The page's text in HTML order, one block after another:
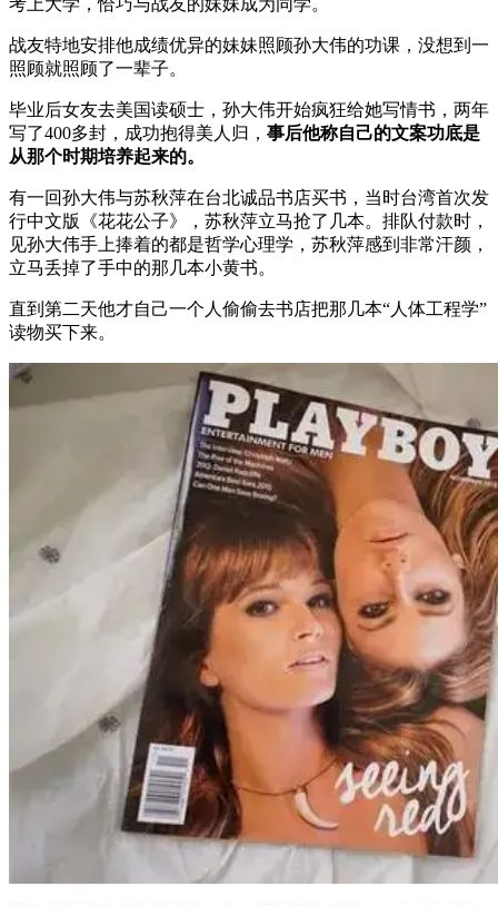
考上大学，恰巧与战友的妹妹成为同学。
战友特地安排他成绩优异的妹妹照顾孙大伟的功课，没想到一
照顾就照顾了一辈子。
毕业后女友去美国读硕士，孙大伟开始疯狂给她写情书，两年
写了400多封，成功抱得美人归， 事后他称自己的文案功底是
从那个时期培养起来的。
有一回孙大伟与苏秋萍在台北诚品书店买书，当时台湾首次发
行中文版《花花公子》，苏秋萍立马抢了几本。排队付款时，
见孙大伟手上捧着的都是哲学心理学，苏秋萍感到非常汗颜，
立马丢掉了手中的那几本小黄书。
直到第二天他才自己一个人偷偷去书店把那几本“人体工程学”
读物买下来。